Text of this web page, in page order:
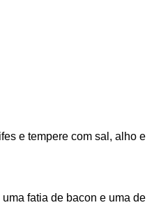
e tempere com sal, alho e
fatia de bacon e uma de